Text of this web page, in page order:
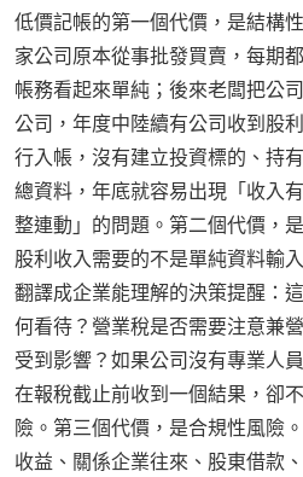
低價記帳的第一個代價，是結構
家公司原本從事批發買賣，每期
帳務看起來單純；後來老闆把公
公司，年度中陸續有公司收到股
行入帳，沒有建立投資標的、持
總資料，年底就容易出現「收入
整連動」的問題。第二個代價，
股利收入需要的不是單純資料輸
翻譯成企業能理解的決策提醒：
何看待？營業稅是否需要注意兼
受到影響？如果公司沒有專業人
在報稅截止前收到一個結果，卻
險。第三個代價，是合規性風險
收益、關係企業往來、股東借款